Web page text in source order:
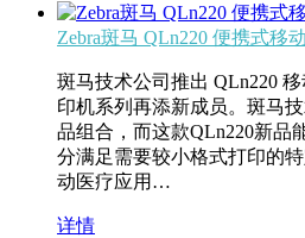
Zebra斑马 QLn220 便携式移
斑马技术公司推出 QLn220 移
印机系列再添新成员。斑
品组合，而这款QLn220新品
分满足需要较小格式打印的特定
动医疗应用…
详情